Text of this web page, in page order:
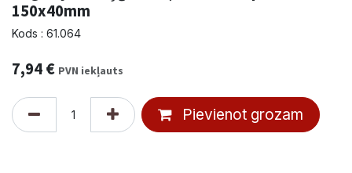
150x40mm
Kods : 61.064
7,94€ PVN iekļauts
Pievienot grozam